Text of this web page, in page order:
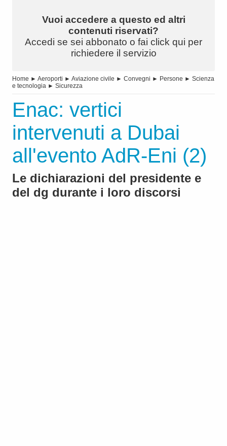
Vuoi accedere a questo ed altri
contenuti riservati?
Accedi se sei abbonato o fai click qui per
richiedere il servizio
Home ► Aeroporti ► Aviazione civile ► Convegni ► Persone ► Scienza
e tecnologia ► Sicurezza
Enac: vertici
intervenuti a Dubai
all'evento AdR-Eni (2)
Le dichiarazioni del presidente e
del dg durante i loro discorsi